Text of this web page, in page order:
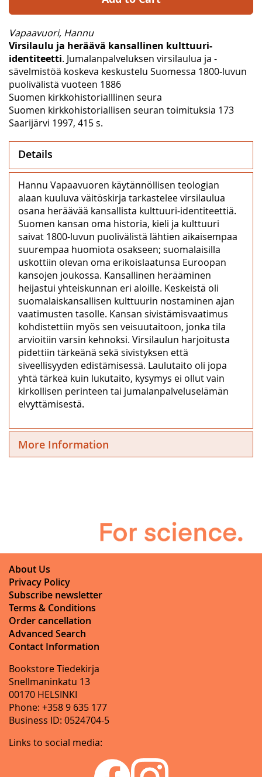
Vapaavuori, Hannu
Virsilaulu ja heräävä kansallinen kulttuuri-
identiteetti. Jumalanpalveluksen virsilaulua ja -
sävelmistöä koskeva keskustelu Suomessa 1800-luvun
puolivälistä vuoteen 1886
Suomen kirkkohistorialllinen seura
Suomen kirkkohistoriallisen seuran toimituksia 173
Saarijärvi 1997, 415 s.
Details
Hannu Vapaavuoren käytännöllisen teologian
alaan kuuluva väitöskirja tarkastelee virsilaulua
osana heräävää kansallista kulttuuri-identiteettiä.
Suomen kansan oma historia, kieli ja kulttuuri
saivat 1800-luvun puolivälistä lähtien aikaisempaa
suurempaa huomiota osakseen; suomalaisilla
uskottiin olevan oma erikoislaatunsa Euroopan
kansojen joukossa. Kansallinen herääminen
heijastui yhteiskunnan eri aloille. Keskeistä oli
suomalaiskansallisen kulttuurin nostaminen ajan
vaatimusten tasolle. Kansan sivistämisvaatimus
kohdistettiin myös sen veisuutaitoon, jonka tila
arvioitiin varsin kehnoksi. Virsilaulun harjoitusta
pidettiin tärkeänä sekä sivistyksen että
siveellisyyden edistämisessä. Laulutaito oli jopa
yhtä tärkeä kuin lukutaito, kysymys ei ollut vain
kirkollisen perinteen tai jumalanpalveluselämän
elvyttämisestä.
More Information
About Us
Privacy Policy
Subscribe newsletter
Terms & Conditions
Order cancellation
Advanced Search
Contact Information
Bookstore Tiedekirja
Snellmaninkatu 13
00170 HELSINKI
Phone: +358 9 635 177
Business ID: 0524704-5
Links to social media: